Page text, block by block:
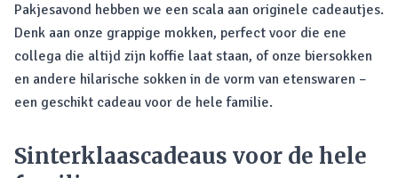
Pakjesavond hebben we een scala aan originele cadeautjes.
Denk aan onze grappige mokken, perfect voor die ene
collega die altijd zijn koffie laat staan, of onze biersokken
en andere hilarische sokken in de vorm van etenswaren –
een geschikt cadeau voor de hele familie.
Sinterklaascadeaus voor de hele